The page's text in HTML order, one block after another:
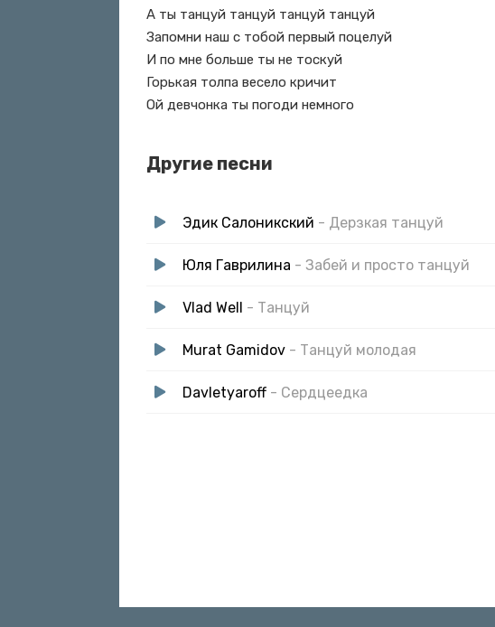
А ты танцуй танцуй танцуй танцуй
Запомни наш с тобой первый поцелуй
И по мне больше ты не тоскуй
Горькая толпа весело кричит
Ой девчонка ты погоди немного
Другие песни
Эдик Салоникский - Дерзкая танцуй
Юля Гаврилина - Забей и просто танцуй
Vlad Well - Танцуй
Murat Gamidov - Танцуй молодая
Davletyaroff - Сердцеедка